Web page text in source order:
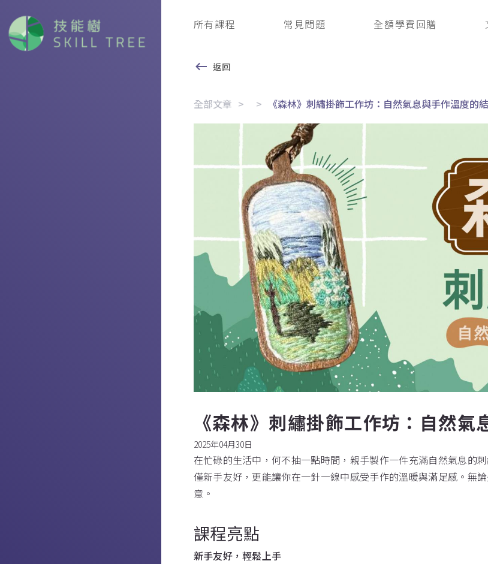
所有課程 常見問題 全額學費回贈
返回
全部文章 《森林》刺繡掛飾工作坊：自然氣息與手作溫度的
《森林》刺繡掛飾工作坊：自然氣
2025年04月30日
在忙碌的生活中，何不抽一點時間，親手製作一件充滿自然氣息的
僅新手友好，更能讓你在一針一線中感受手作的溫暖與滿足感。無
意。
課程亮點
新手友好，輕鬆上手